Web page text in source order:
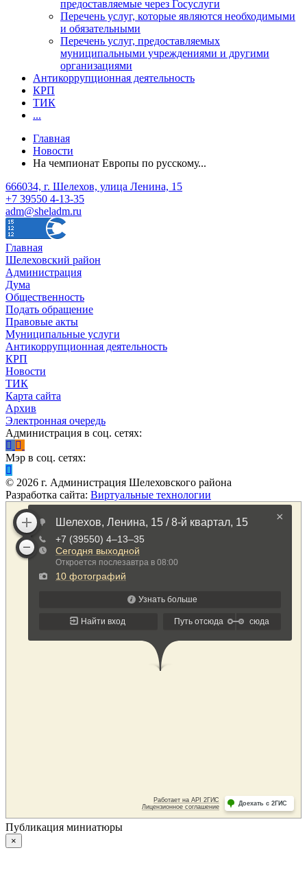
предоставляемые через Госуслуги
Перечень услуг, которые являются необходимыми
и обязательными
Перечень услуг, предоставляемых
муниципальными учреждениями и другими
организациями
Антикоррупционная деятельность
КРП
ТИК
...
Главная
Новости
На чемпионат Европы по русскому...
666034, г. Шелехов, улица Ленина, 15
+7 39550 4-13-35
adm@sheladm.ru
Главная
Шелеховский район
Администрация
Дума
Общественность
Подать обращение
Правовые акты
Муниципальные услуги
Антикоррупционная деятельность
КРП
Новости
ТИК
Карта сайта
Архив
Электронная очередь
Администрация в соц. сетях:
Мэр в соц. сетях:
© 2026 г. Администрация Шелеховского района
Разработка сайта: Виртуальные технологии
Публикация миниатюры
×